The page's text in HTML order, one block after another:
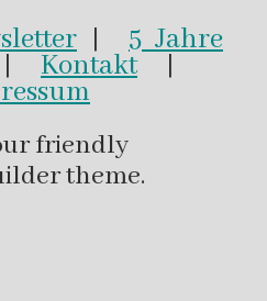
5 Jahre
Kontakt|
friendly
theme.